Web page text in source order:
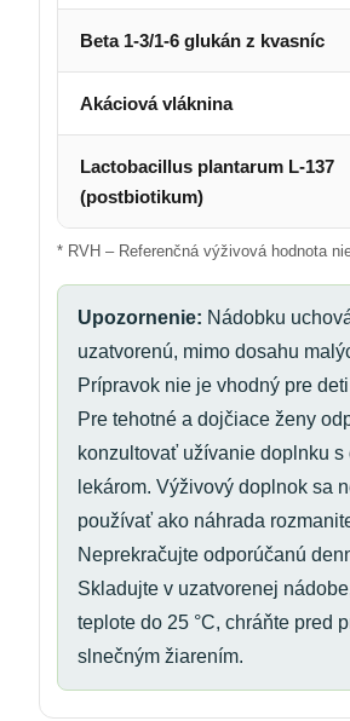
Beta 1-3/1-6 glukán z kvasníc
Akáciová vláknina
Lactobacillus plantarum L-137
(postbiotikum)
* RVH – Referenčná výživová hodnota
Upozornenie: Nádobku
uzatvorenú, mimo dosahu
Prípravok nie je vhodný pre
Pre tehotné a dojčiace ženy
konzultovať užívanie doplnku s
lekárom. Výživový doplnok sa
používať ako náhrada
Neprekračujte odporúčanú
Skladujte v uzatvorenej
teplote do 25 °C, chráňte pred
slnečným žiarením.